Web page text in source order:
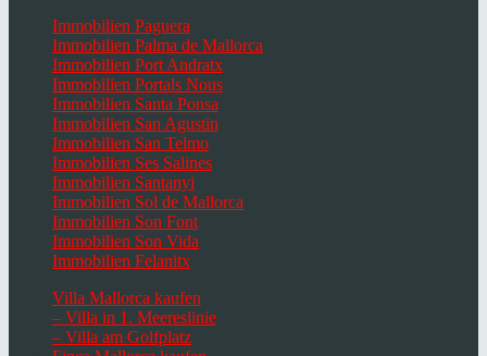
Immobilien Paguera
Immobilien Palma de Mallorca
Immobilien Port Andratx
Immobilien Portals Nous
Immobilien Santa Ponsa
Immobilien San Agustin
Immobilien San Telmo
Immobilien Ses Salines
Immobilien Santanyi
Immobilien Sol de Mallorca
Immobilien Son Font
Immobilien Son Vida
Immobilien Felanitx
Villa Mallorca kaufen
– Villa in 1. Meereslinie
– Villa am Golfplatz